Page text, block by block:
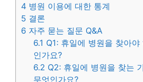
4 병원 이용에 대한 통계
5 결론
6 자주 묻는 질문 Q&A
6.1 Q1: 휴일에 병원을 찾아
인가요?
6.2 Q2: 휴일에 병원을 찾는
무엇인가요?